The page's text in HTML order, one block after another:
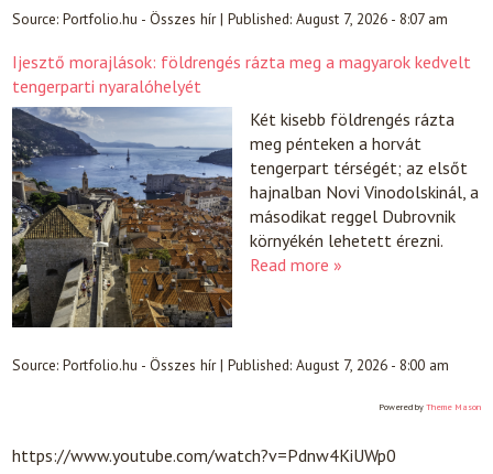
Source:Portfolio.hu - Összes hír|Published:August 7, 2026 - 8:07 am
Ijesztő morajlások: földrengés rázta meg a magyarok kedvelt
tengerparti nyaralóhelyét
Két kisebb földrengés rázta
meg pénteken a horvát
tengerpart térségét; az elsőt
hajnalban Novi Vinodolskinál, a
másodikat reggel Dubrovnik
környékén lehetett érezni.
Read more »
Source:Portfolio.hu - Összes hír|Published:August 7, 2026 - 8:00 am
Powered by Theme Mason
https://www.youtube.com/watch?v=Pdnw4KiUWp0